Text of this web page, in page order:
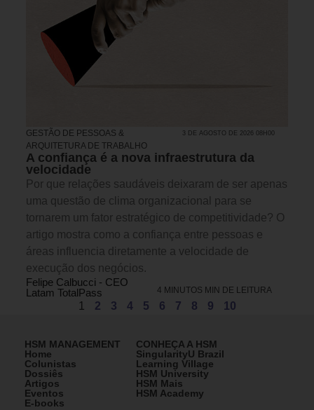
GESTÃO DE PESSOAS &
ARQUITETURA DE TRABALHO
3 DE AGOSTO DE 2026 08H00
A confiança é a nova infraestrutura da
velocidade
Por que relações saudáveis deixaram de ser apenas
uma questão de clima organizacional para se
tornarem um fator estratégico de competitividade? O
artigo mostra como a confiança entre pessoas e
áreas influencia diretamente a velocidade de
execução dos negócios.
Felipe Calbucci - CEO
Latam TotalPass
4 MINUTOS MIN DE LEITURA
1 2 3 4 5 6 7 8 9 10
HSM MANAGEMENT
Home
Colunistas
Dossiês
Artigos
Eventos
E-books
CONHEÇA A HSM
SingularityU Brazil
Learning Village
HSM University
HSM Mais
HSM Academy